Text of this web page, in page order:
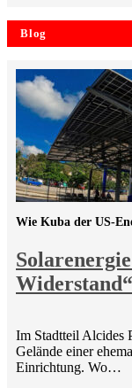
Blog
Widerstand“
Wie Kuba der US-
Im Stadtteil Alcides
Gelände einer
Einrichtung. Wo…